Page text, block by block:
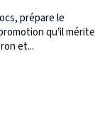
prépare le
qu’il mérite
et...